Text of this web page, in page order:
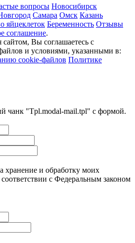
вопросы Новосибирск
Самара Омск Казань
яйцеклеток Беременность Отзывы
соглашение.
сайтом, Вы соглашаетесь с
и условиями, указанными в:
cookie-файлов Политике
чанк "Tpl.modal-mail.tpl" с формой.
хранение и обработку моих
с Федеральным законом